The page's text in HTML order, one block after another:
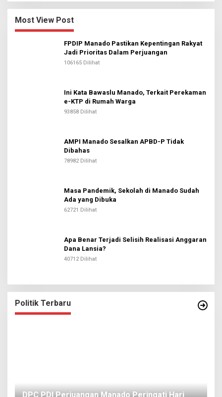
Most View Post
FPDIP Manado Pastikan Kepentingan Rakyat
Jadi Prioritas Dalam Perjuangan
106165 Dilihat
Ini Kata Bawaslu Manado, Terkait Perekaman
e-KTP di Rumah Warga
93858 Dilihat
AMPI Manado Sesalkan APBD-P Tidak
Dibahas
78982 Dilihat
Masa Pandemik, Sekolah di Manado Sudah
Ada yang Dibuka
62721 Dilihat
Apa Benar Terjadi Selisih Realisasi Anggaran
Dana Lansia?
40712 Dilihat
Politik Terbaru
DPC PDI Perjuangan Manado Peringati Hari